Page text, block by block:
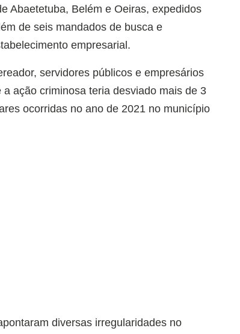
Abaetetuba, Belém e Oeiras, expedidos
de seis mandados de busca e
empresarial.
servidores públicos e empresários
ação criminosa teria desviado mais de 3
ocorridas no ano de 2021 no município
diversas irregularidades no